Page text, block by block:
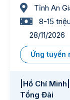
Tỉnh An
8-15
28/11/2026
Ứng tuyển
|Hồ Chí
Tổng Đài